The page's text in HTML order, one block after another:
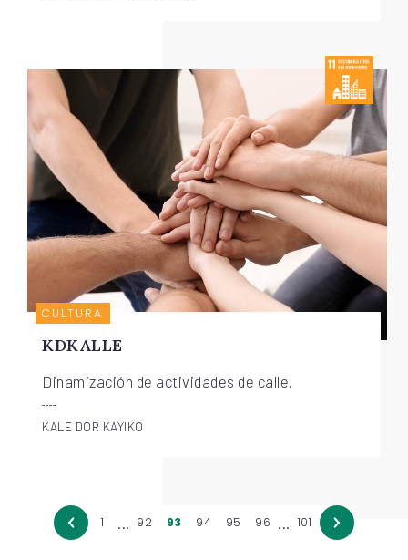
CULTURA
KDKALLE
Dinamización de actividades de calle.
KALE DOR KAYIKO
1 92 93 94 95 96 101